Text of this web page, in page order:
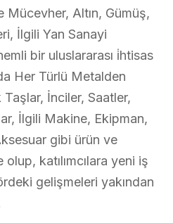
Altın, Gümüş,
İlgili Yan Sanayi
bir uluslararası i̇htisas
Her Türlü Metalden
Taşlar, İnciler, Saatler,
İlgili Makine, Ekipman,
gibi ürün ve
katılımcılara yeni iş
gelişmeleri yakından